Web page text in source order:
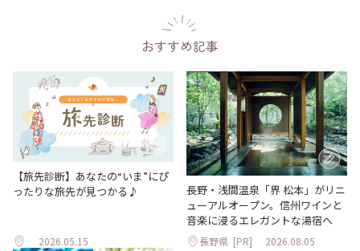
おすすめ記事
【旅先診断】あなたの“いま”にぴ
ったりな旅先が見つかる♪
2026.05.15
長野・浅間温泉「界 松本」がリニ
ューアルオープン。信州ワインと
音楽に浸るエレガントな湯宿へ
長野県 [PR] 2026.08.05